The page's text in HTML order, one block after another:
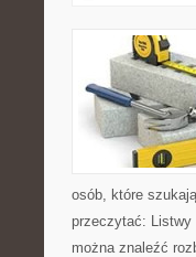
osób, które
przeczytać: Listwy
można znaleźć